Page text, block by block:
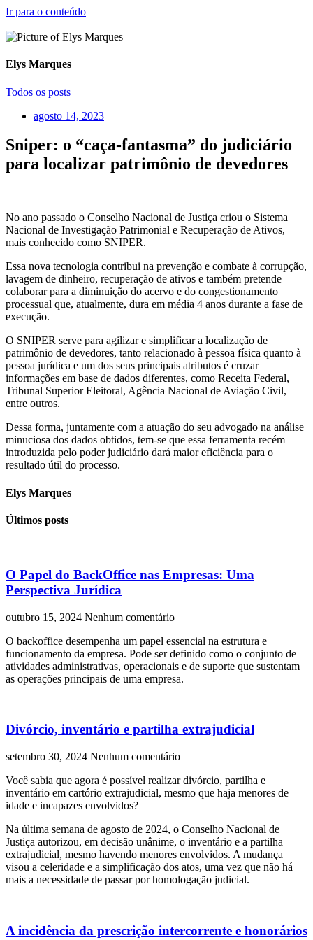
Ir para o conteúdo
Elys Marques
Todos os posts
agosto 14, 2023
Sniper: o “caça-fantasma” do judiciário
para localizar patrimônio de devedores
No ano passado o Conselho Nacional de Justiça criou o Sistema
Nacional de Investigação Patrimonial e Recuperação de Ativos,
mais conhecido como SNIPER.
Essa nova tecnologia contribui na prevenção e combate à corrupção,
lavagem de dinheiro, recuperação de ativos e também pretende
colaborar para a diminuição do acervo e do congestionamento
processual que, atualmente, dura em média 4 anos durante a fase de
execução.
O SNIPER serve para agilizar e simplificar a localização de
patrimônio de devedores, tanto relacionado à pessoa física quanto à
pessoa jurídica e um dos seus principais atributos é cruzar
informações em base de dados diferentes, como Receita Federal,
Tribunal Superior Eleitoral, Agência Nacional de Aviação Civil,
entre outros.
Dessa forma, juntamente com a atuação do seu advogado na análise
minuciosa dos dados obtidos, tem-se que essa ferramenta recém
introduzida pelo poder judiciário dará maior eficiência para o
resultado útil do processo.
Elys Marques
Últimos posts
O Papel do BackOffice nas Empresas: Uma
Perspectiva Jurídica
outubro 15, 2024 Nenhum comentário
O backoffice desempenha um papel essencial na estrutura e
funcionamento da empresa. Pode ser definido como o conjunto de
atividades administrativas, operacionais e de suporte que sustentam
as operações principais de uma empresa.
Divórcio, inventário e partilha extrajudicial
setembro 30, 2024 Nenhum comentário
Você sabia que agora é possível realizar divórcio, partilha e
inventário em cartório extrajudicial, mesmo que haja menores de
idade e incapazes envolvidos?
Na última semana de agosto de 2024, o Conselho Nacional de
Justiça autorizou, em decisão unânime, o inventário e a partilha
extrajudicial, mesmo havendo menores envolvidos. A mudança
visou a celeridade e a simplificação dos atos, uma vez que não há
mais a necessidade de passar por homologação judicial.
A incidência da prescrição intercorrente e honorários